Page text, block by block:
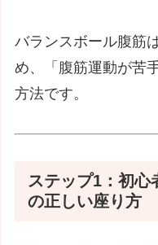
バランスボール腹筋
め、「腹筋運動が苦
方法です。
ステップ1：初心
の正しい座り方